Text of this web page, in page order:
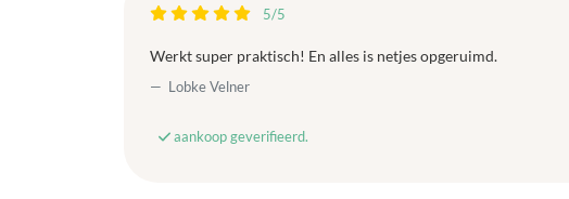
5/5
Werkt super praktisch! En alles is netjes opgeruimd.
Lobke Velner
aankoop geverifieerd.